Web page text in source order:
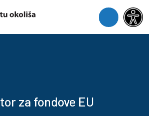
Menu
za fondove EU